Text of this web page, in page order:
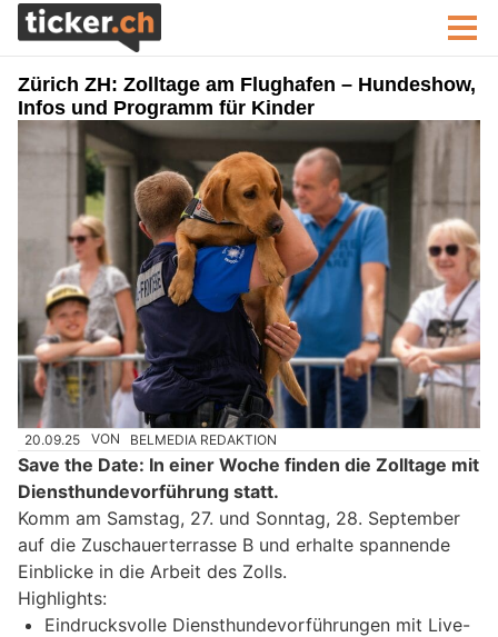
Zürich ZH: Zolltage am Flughafen – Hundeshow,
Infos und Programm für Kinder
20.09.25 VON BELMEDIA REDAKTION
Save the Date: In einer Woche finden die Zolltage mit
Diensthundevorführung statt.
Komm am Samstag, 27. und Sonntag, 28. September
auf die Zuschauerterrasse B und erhalte spannende
Einblicke in die Arbeit des Zolls.
Highlights:
Eindrucksvolle Diensthundevorführungen mit Live-